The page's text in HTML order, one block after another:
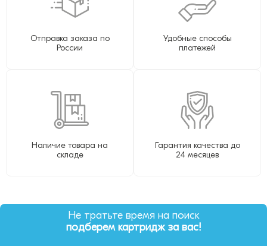
Отправка заказа по
России
Удобные способы
платежей
Наличие товара на
складе
Гарантия качества до
24 месяцев
Не тратьте время на поиск
подберем картридж за вас!